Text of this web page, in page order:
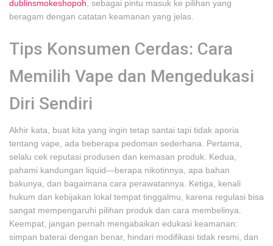
dublinsmokeshopoh , sebagai pintu masuk ke pilihan yang
beragam dengan catatan keamanan yang jelas.
Tips Konsumen Cerdas: Cara
Memilih Vape dan Mengedukasi
Diri Sendiri
Akhir kata, buat kita yang ingin tetap santai tapi tidak aporia
tentang vape, ada beberapa pedoman sederhana. Pertama,
selalu cek reputasi produsen dan kemasan produk. Kedua,
pahami kandungan liquid—berapa nikotinnya, apa bahan
bakunya, dan bagaimana cara perawatannya. Ketiga, kenali
hukum dan kebijakan lokal tempat tinggalmu, karena regulasi bisa
sangat mempengaruhi pilihan produk dan cara membelinya.
Keempat, jangan pernah mengabaikan edukasi keamanan:
simpan baterai dengan benar, hindari modifikasi tidak resmi, dan